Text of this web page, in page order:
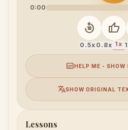
0:00
replay_10
0.5x 0.8x 1x
thumb_up
subtitlesHELP ME - SHOW
translateSHOW ORIGINAL
Lessons